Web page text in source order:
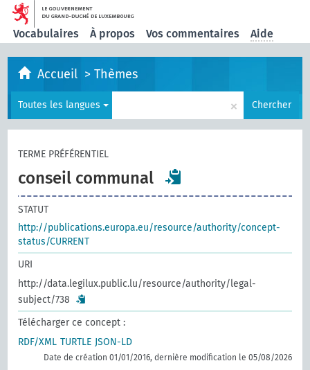
Vocabulaires À propos Vos commentaires Aide
Accueil >Thèmes
Toutes les langues × Chercher
TERME PRÉFÉRENTIEL
conseil communal
STATUT
http://publications.europa.eu/resource/authority/concept-
status/CURRENT
URI
http://data.legilux.public.lu/resource/authority/legal-
subject/738
Télécharger ce concept :
RDF/XML TURTLE JSON-LD
Date de création 01/01/2016, dernière modification le 05/08/2026